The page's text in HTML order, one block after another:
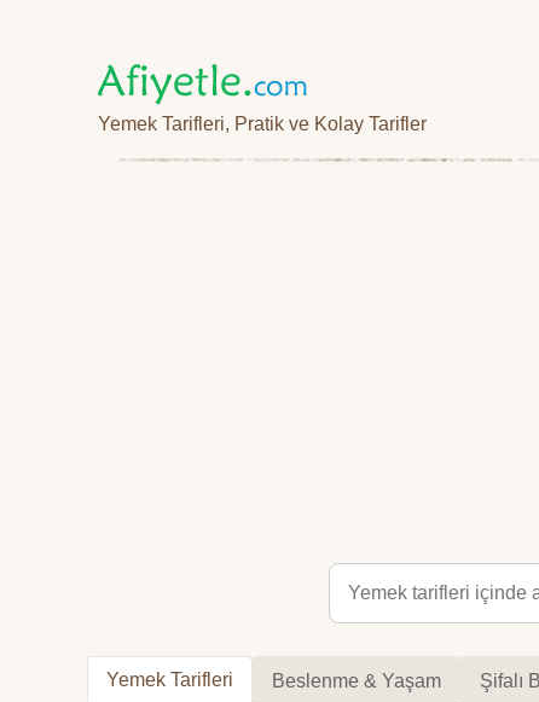
Yemek Tarifleri, Pratik ve Kolay Tarifler
Yemek Tarifleri Beslenme & Yaşam Şifalı